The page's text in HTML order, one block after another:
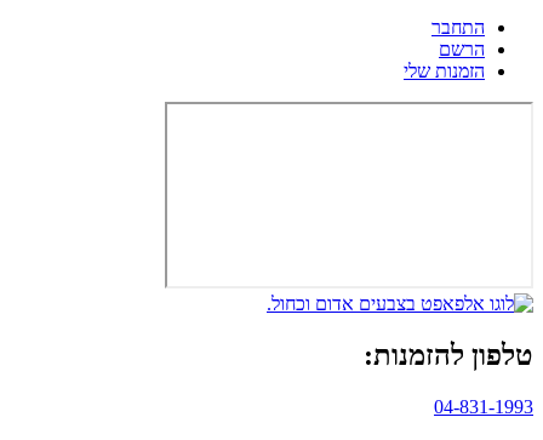
התחבר
הרשם
הזמנות שלי
טלפון להזמנות:
04-831-1993